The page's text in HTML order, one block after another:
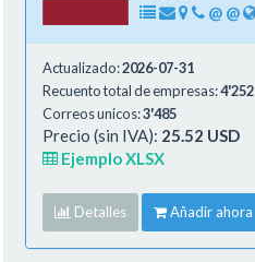
@ @
Actualizado:2026-07-31
Recuento total de empresas:4'252
Correos unicos:3'485
Precio (sin IVA): 25.52 USD
Ejemplo XLSX
Detalles Añadir ahora